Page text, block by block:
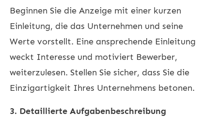
Beginnen Sie die Anzeige mit einer kurzen
Einleitung, die das Unternehmen und seine
Werte vorstellt. Eine ansprechende Einleitung
weckt Interesse und motiviert Bewerber,
weiterzulesen. Stellen Sie sicher, dass Sie die
Einzigartigkeit Ihres Unternehmens betonen.
3. Detaillierte Aufgabenbeschreibung